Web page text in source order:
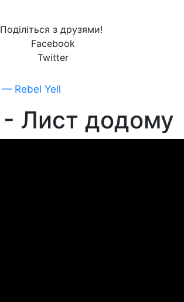
Поділіться з друзями!
Facebook
Twitter
— Rebel Yell
Лист додому